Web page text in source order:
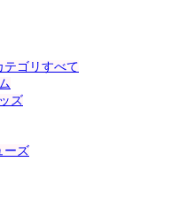
テゴリすべて
ズ
ーズ